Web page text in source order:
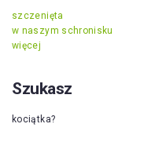
szczenięta
w naszym schronisku
więcej
Szukasz
kociątka?